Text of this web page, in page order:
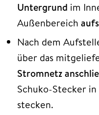
Untergrund im
Außenbereich
Nach dem
über das
Stromnetz
Schuko-Stecker
stecken.